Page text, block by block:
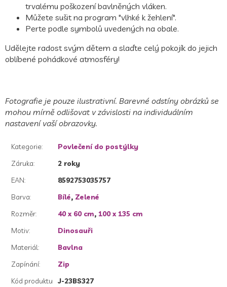
trvalému poškození bavlněných vláken.
Můžete sušit na program "vlhké k žehlení".
Perte podle symbolů uvedených na obale.
Udělejte radost svým dětem a slaďte celý pokojík do jejich
oblíbené pohádkové atmosféry!
Fotografie je pouze ilustrativní. Barevné odstíny obrázků se
mohou mírně odlišovat v závislosti na individuálním
nastavení vaší obrazovky.
Kategorie:
Povlečení do postýlky
Záruka:
2 roky
EAN:
8592753035757
Barva: Bílé, Zelené
Rozměr: 40 x 60 cm, 100 x 135 cm
Motiv:
Dinosauři
Materiál:
Bavlna
Zapínání:
Zip
Kód produktu
J-23BS327